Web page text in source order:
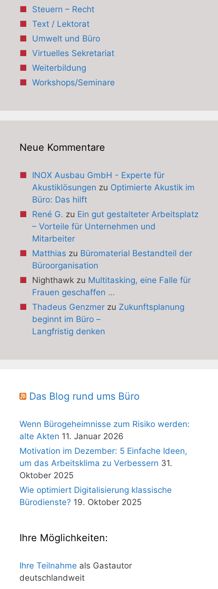
Steuern – Recht
Text / Lektorat
Umwelt und Büro
Virtuelles Sekretariat
Weiterbildung
Workshops/Seminare
Neue Kommentare
INOX Ausbau GmbH - Experte für
Akustiklösungen zu Optimierte Akustik im
Büro: Das hilft
René G. zu Ein gut gestalteter Arbeitsplatz
– Vorteile für Unternehmen und
Mitarbeiter
Matthias zu Büromaterial Bestandteil der
Büroorganisation
Nighthawkzu Multitasking, eine Falle für
Frauen geschaffen …
Thadeus Genzmerzu Zukunftsplanung
beginnt im Büro –
Langfristig denken
Das Blog rund ums Büro
Wenn Bürogeheimnisse zum Risiko werden:
alte Akten 11. Januar 2026
Motivation im Dezember: 5 Einfache Ideen,
um das Arbeitsklima zu Verbessern 31.
Oktober 2025
Wie optimiert Digitalisierung klassische
Bürodienste? 19. Oktober 2025
Ihre Möglichkeiten:
Ihre Teilnahme als Gastautor
deutschlandweit